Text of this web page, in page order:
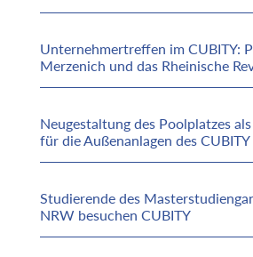
Unternehmertreffen im CUBITY:
Merzenich und das Rheinische
Neugestaltung des Poolplatzes
für die Außenanlagen des CUBITY
Studierende des
NRW besuchen CUBITY